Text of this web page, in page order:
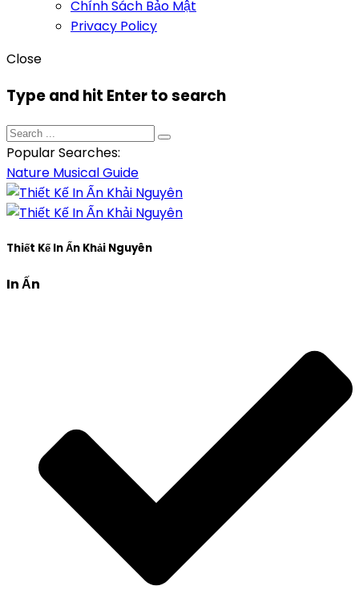
Chính Sách Bảo Mật
Privacy Policy
Close
Type and hit Enter to search
Popular Searches:
Nature MusicalGuide
Thiết Kế In Ấn Khải Nguyên
In Ấn